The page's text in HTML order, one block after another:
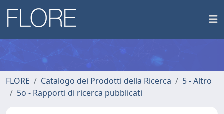
FLORE Catalogo dei Prodotti della Ricerca
5 - Altro
5o - Rapporti di ricerca pubblicati